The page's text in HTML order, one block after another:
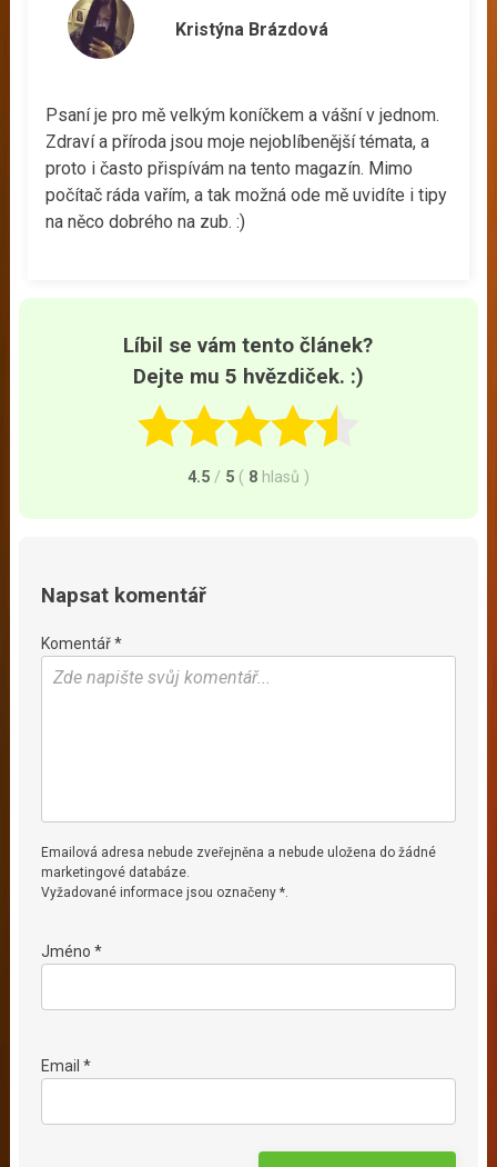
Kristýna Brázdová
Psaní je pro mě velkým koníčkem a vášní v jednom.
Zdraví a příroda jsou moje nejoblíbenější témata, a
proto i často přispívám na tento magazín. Mimo
počítač ráda vařím, a tak možná ode mě uvidíte i tipy
na něco dobrého na zub. :)
Líbil se vám tento článek?
Dejte mu 5 hvězdiček. :)
4.5 / 5 ( 8 hlasů )
Napsat komentář
Komentář *
Emailová adresa nebude zveřejněna a nebude uložena do žádné
marketingové databáze.
Vyžadované informace jsou označeny *.
Jméno *
Email *